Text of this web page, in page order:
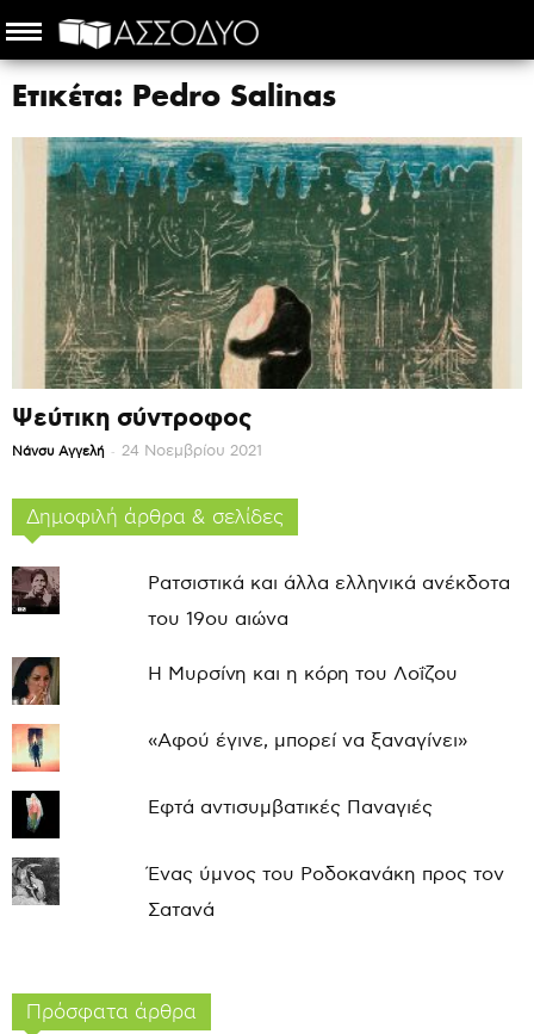
Ετικέτα: Pedro Salinas
Ψεύτικη σύντροφος
Νάνσυ Αγγελή - 24 Νοεμβρίου 2021
Δημοφιλή άρθρα & σελίδες
Ρατσιστικά και άλλα ελληνικά ανέκδοτα
του 19ου αιώνα
Η Μυρσίνη και η κόρη του Λοΐζου
«Αφού έγινε, μπορεί να ξαναγίνει»
Εφτά αντισυμβατικές Παναγιές
Ένας ύμνος του Ροδοκανάκη προς τον
Σατανά
Πρόσφατα άρθρα